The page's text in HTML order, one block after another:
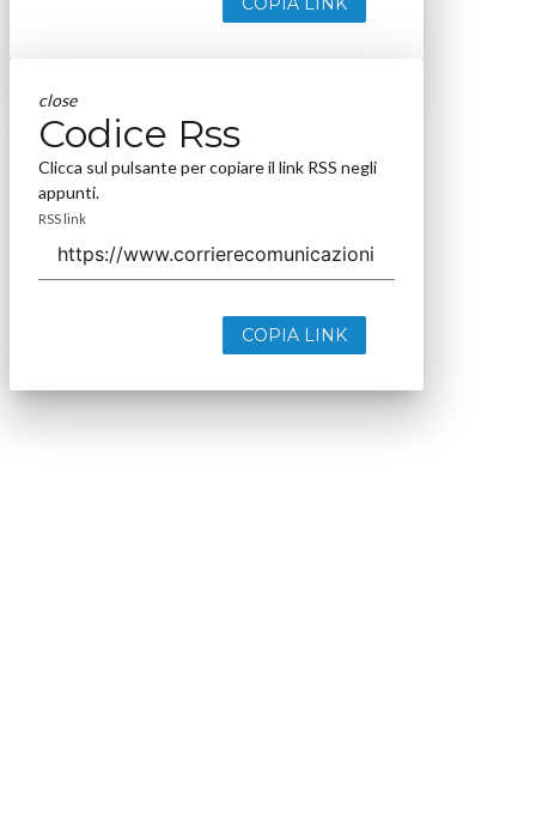
close
Codice Rss
Clicca sul pulsante per copiare il link RSS negli
appunti.
RSS link
COPIA LINK